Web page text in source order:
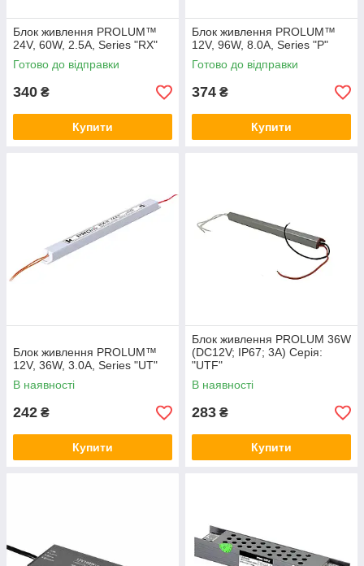
Блок живлення PROLUM™
24V, 60W, 2.5А, Series "RX"
Готово до відправки
340 ₴
Купити
Блок живлення PROLUM™
12V, 96W, 8.0А, Series "P"
Готово до відправки
374 ₴
Купити
Блок живлення PROLUM™
12V, 36W, 3.0А, Series "UT"
В наявності
242 ₴
Купити
Блок живлення PROLUM 36W
(DC12V; IP67; 3А) Серія:
"UTF"
В наявності
283 ₴
Купити